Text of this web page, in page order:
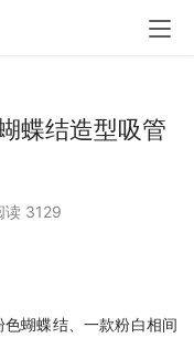
蝶结造型吸管
读 3129
蝴蝶结、一款粉白相间